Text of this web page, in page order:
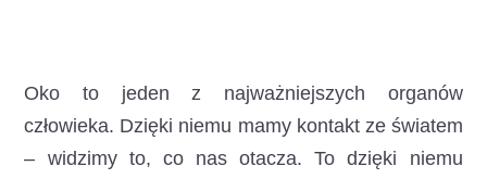
Oko to jeden z najważniejszych organów
człowieka. Dzięki niemu mamy kontakt ze światem
– widzimy to, co nas otacza. To dzięki niemu